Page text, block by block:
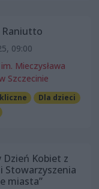
09:00
Mieczysława
Szczecinie
Dla dzieci
Dzień Kobiet z
Stowarzyszenia
miasta”